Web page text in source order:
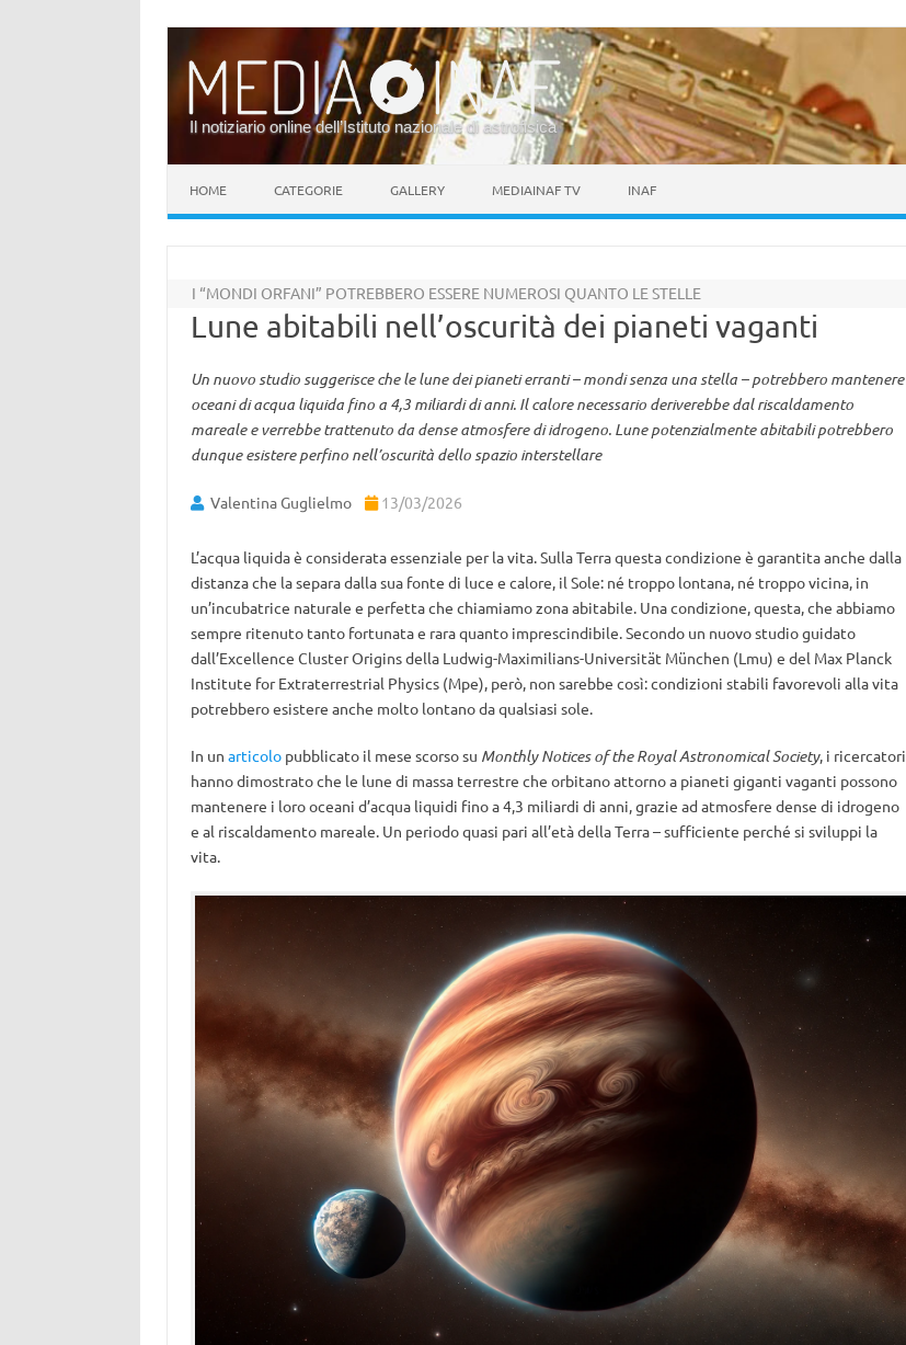
Il notiziario online dell’Istituto nazionale di astrofisica
HOME CATEGORIE GALLERY MEDIAINAF TV INAF
I “MONDI ORFANI” POTREBBERO ESSERE NUMEROSI QUANTO LE STELLE
Lune abitabili nell’oscurità dei pianeti vaganti
Un nuovo studio suggerisce che le lune dei pianeti erranti – mondi senza una stella – potrebbero mantenere
oceani di acqua liquida fino a 4,3 miliardi di anni. Il calore necessario deriverebbe dal riscaldamento
mareale e verrebbe trattenuto da dense atmosfere di idrogeno. Lune potenzialmente abitabili potrebbero
dunque esistere perfino nell’oscurità dello spazio interstellare
Valentina Guglielmo 13/03/2026
L’acqua liquida è considerata essenziale per la vita. Sulla Terra questa condizione è garantita anche dalla
distanza che la separa dalla sua fonte di luce e calore, il Sole: né troppo lontana, né troppo vicina, in
un’incubatrice naturale e perfetta che chiamiamo zona abitabile. Una condizione, questa, che abbiamo
sempre ritenuto tanto fortunata e rara quanto imprescindibile. Secondo un nuovo studio guidato
dall’Excellence Cluster Origins della Ludwig-Maximilians-Universität München (Lmu) e del Max Planck
Institute for Extraterrestrial Physics (Mpe), però, non sarebbe così: condizioni stabili favorevoli alla vita
potrebbero esistere anche molto lontano da qualsiasi sole.
In un articolopubblicato il mese scorso su Monthly Notices of the Royal Astronomical Society, i ricercatori
hanno dimostrato che le lune di massa terrestre che orbitano attorno a pianeti giganti vaganti possono
mantenere i loro oceani d’acqua liquidi fino a 4,3 miliardi di anni, grazie ad atmosfere dense di idrogeno
e al riscaldamento mareale. Un periodo quasi pari all’età della Terra – sufficiente perché si sviluppi la
vita.